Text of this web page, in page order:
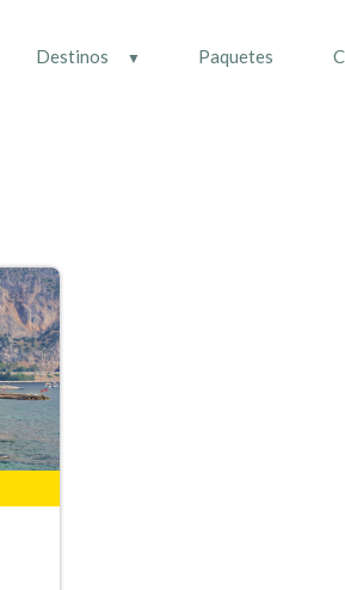
Destinos Paquetes